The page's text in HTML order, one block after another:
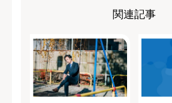
関連記事